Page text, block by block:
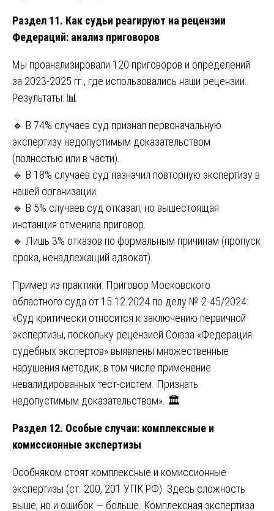
Раздел 11. Как судьи реагируют на рецензии
Федераций: анализ приговоров
Мы проанализировали 120 приговоров и определений
за 2023-2025 гг., где использовались наши рецензии.
Результаты: 📊
🔹 В 74% случаев суд признал первоначальную
экспертизу недопустимым доказательством
(полностью или в части).
🔹 В 18% случаев суд назначил повторную экспертизу в
нашей организации.
🔹 В 5% случаев суд отказал, но вышестоящая
инстанция отменила приговор.
🔹 Лишь 3% отказов по формальным причинам (пропуск
срока, ненадлежащий адвокат).
Пример из практики: Приговор Московского
областного суда от 15.12.2024 по делу № 2-45/2024:
«Суд критически относится к заключению первичной
экспертизы, поскольку рецензией Союза «Федерация
судебных экспертов» выявлены множественные
нарушения методик, в том числе применение
невалидированных тест-систем. Признать
недопустимым доказательством». 🏛️
Раздел 12. Особые случаи: комплексные и
комиссионные экспертизы
Особняком стоят комплексные и комиссионные
экспертизы (ст. 200, 201 УПК РФ). Здесь сложность
выше, но и ошибок — больше. Комплексная экспертиза